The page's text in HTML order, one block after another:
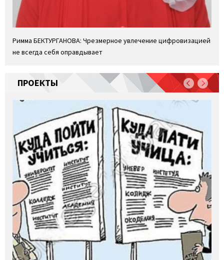
Римма БЕКТУРГАНОВА: Чрезмерное увлечение цифровизацией
не всегда себя оправдывает
ПРОЕКТЫ